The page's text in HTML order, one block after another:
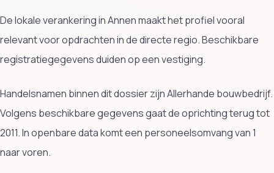
De lokale verankering in Annen maakt het profiel vooral
relevant voor opdrachten in de directe regio. Beschikbare
registratiegegevens duiden op een vestiging.
Handelsnamen binnen dit dossier zijn Allerhande bouwbedrijf.
Volgens beschikbare gegevens gaat de oprichting terug tot
2011. In openbare data komt een personeelsomvang van 1
naar voren.